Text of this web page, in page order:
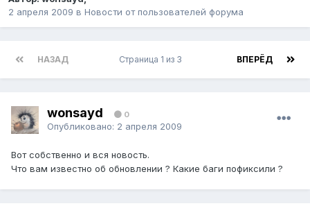
2 апреля 2009 в Новости от пользователей форума
НАЗАД ВПЕРЁД
Страница 1 из 3
wonsayd 0
Опубликовано: 2 апреля 2009
Вот собственно и вся новость.
Что вам известно об обновлении ? Какие баги пофиксили ?